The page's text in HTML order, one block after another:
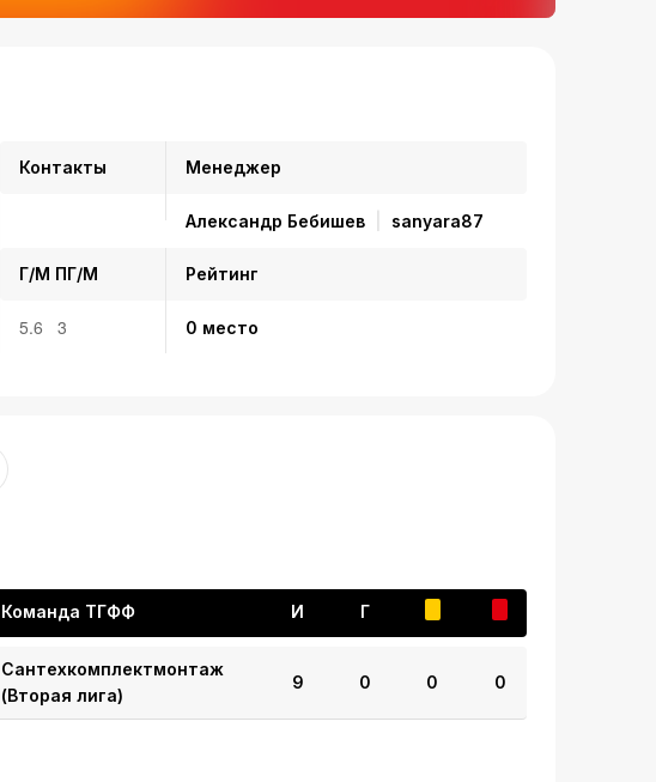
Контакты Менеджер
Александр Бебишев sanyara87
Г/М ПГ/М
5.6 3
Рейтинг
0 место
Команда ТГФФ И Г
Сантехкомплектмонтаж
(Вторая лига)
9 0 0 0